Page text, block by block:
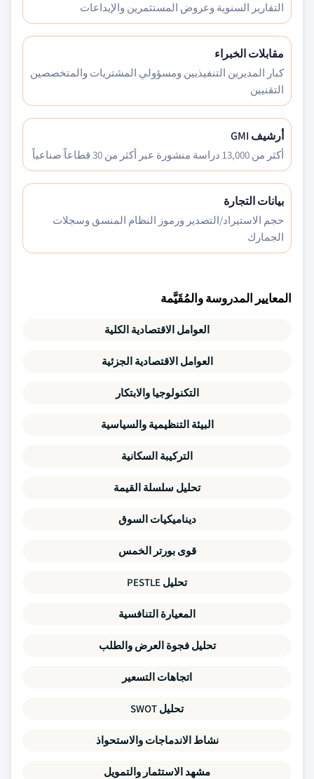
التقارير السنوية وعروض المستثمرين والإيداعات
مقابلات الخبراء
كبار المديرين التنفيذيين ومسؤولي المشتريات والمتخصصين
التقنيين
أرشيف GMI
أكثر من 13,000 دراسة منشورة عبر أكثر من 30 قطاعاً صناعياً
بيانات التجارة
حجم الاستيراد/التصدير ورموز النظام المنسق وسجلات
الجمارك
المعايير المدروسة والمُقَيَّمة
العوامل الاقتصادية الكلية
العوامل الاقتصادية الجزئية
التكنولوجيا والابتكار
البيئة التنظيمية والسياسية
التركيبة السكانية
تحليل سلسلة القيمة
ديناميكيات السوق
قوى بورتر الخمس
تحليل PESTLE
المعيارة التنافسية
تحليل فجوة العرض والطلب
اتجاهات التسعير
تحليل SWOT
نشاط الاندماجات والاستحواذ
مشهد الاستثمار والتمويل